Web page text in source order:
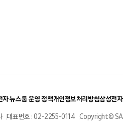
자 뉴스룸 운영 정책개인정보처리방침삼성전
대표번호 : 02-2255-0114 Copyright©